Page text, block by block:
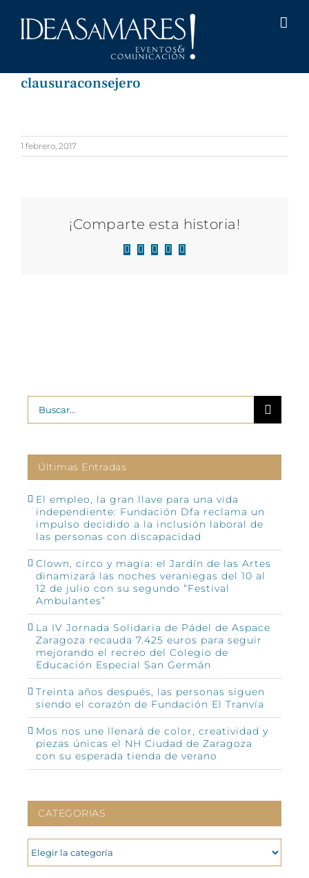
clausuraconsejero
1 febrero, 2017
¡Comparte esta historia!
Facebook
X LinkedIn
WhatsApp
Correo
Buscar:
Últimas Entradas
El empleo, la gran llave para una vida
independiente: Fundación Dfa reclama un
impulso decidido a la inclusión laboral de
las personas con discapacidad
Clown, circo y magia: el Jardín de las Artes
dinamizará las noches veraniegas del 10 al
12 de julio con su segundo “Festival
Ambulantes”
La IV Jornada Solidaria de Pádel de Aspace
Zaragoza recauda 7.425 euros para seguir
mejorando el recreo del Colegio de
Educación Especial San Germán
Treinta años después, las personas siguen
siendo el corazón de Fundación El Tranvía
Mos nos une llenará de color, creatividad y
piezas únicas el NH Ciudad de Zaragoza
con su esperada tienda de verano
CATEGORIAS
CATEGORIAS